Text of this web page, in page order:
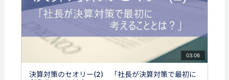
03:06
決算対策のセオリー(2) 「社長が決算対策で最初に